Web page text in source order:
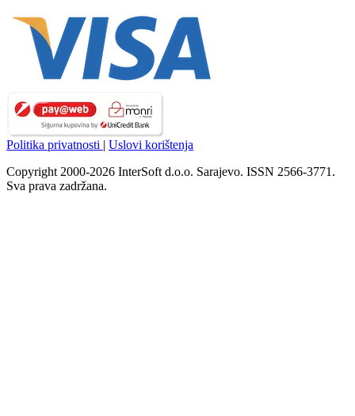
Politika privatnosti | Uslovi korištenja
Copyright 2000-2026 InterSoft d.o.o. Sarajevo. ISSN 2566-3771.
Sva prava zadržana.